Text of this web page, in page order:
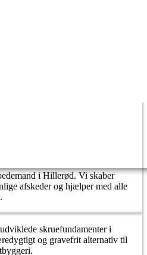
i Hillerød. Vi skaber
afskeder og hjælper med alle
skruefundamenter i
og gravefrit alternativ til